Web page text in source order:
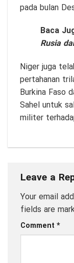
pada bulan
Baca
Rusia
Niger juga
pertahanan
Burkina Faso
Sahel untuk
militer
Leave a
Your email
fields are
Comment *